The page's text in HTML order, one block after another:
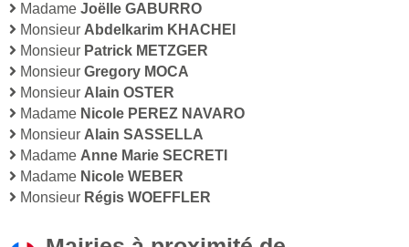
Madame Joëlle GABURRO
Monsieur Abdelkarim KHACHEI
Monsieur Patrick METZGER
Monsieur Gregory MOCA
Monsieur Alain OSTER
Madame Nicole PEREZ NAVARO
Monsieur Alain SASSELLA
Madame Anne Marie SECRETI
Madame Nicole WEBER
Monsieur Régis WOEFFLER